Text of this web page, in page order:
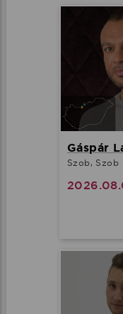
Gáspár
Szob, Szob